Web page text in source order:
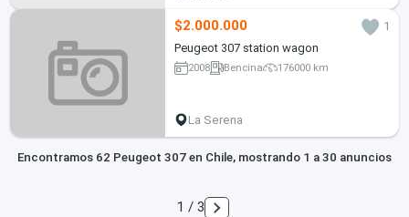
$2.000.000
1
Peugeot 307 station wagon
2008 Bencina 176000 km
La Serena
Encontramos 62 Peugeot 307 en Chile, mostrando 1 a 30 anuncios
1 / 3